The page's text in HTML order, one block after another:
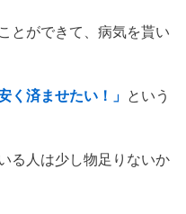
とができて、病気を貰い
安く済ませたい！」 という
る人は少し物足りないか